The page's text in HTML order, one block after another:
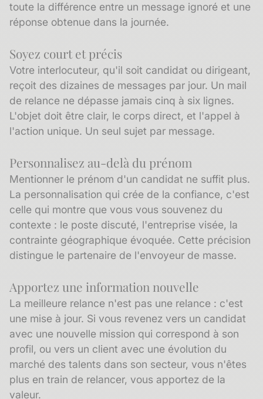
toute la différence entre un message ignoré et une
réponse obtenue dans la journée.
Soyez court et précis
Votre interlocuteur, qu'il soit candidat ou dirigeant,
reçoit des dizaines de messages par jour. Un mail
de relance ne dépasse jamais cinq à six lignes.
L'objet doit être clair, le corps direct, et l'appel à
l'action unique. Un seul sujet par message.
Personnalisez au-delà du prénom
Mentionner le prénom d'un candidat ne suffit plus.
La personnalisation qui crée de la confiance, c'est
celle qui montre que vous vous souvenez du
contexte : le poste discuté, l'entreprise visée, la
contrainte géographique évoquée. Cette précision
distingue le partenaire de l'envoyeur de masse.
Apportez une information nouvelle
La meilleure relance n'est pas une relance : c'est
une mise à jour. Si vous revenez vers un candidat
avec une nouvelle mission qui correspond à son
profil, ou vers un client avec une évolution du
marché des talents dans son secteur, vous n'êtes
plus en train de relancer, vous apportez de la
valeur.